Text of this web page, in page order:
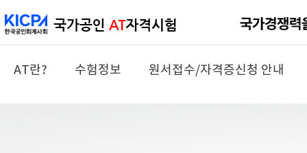
AT란? 수험정보 원서접수/자격증신청 안내